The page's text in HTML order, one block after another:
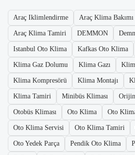
Araç Iklimlendirme Araç Klima Bakımı
Araç Klima Tamiri DEMMON
Istanbul Oto Klima Kafkas Oto Klima
Klima Gaz Dolumu Klima Gazı
Klima Kompresörü Klima Montajı
Klima Tamiri Minibüs Kliması
Otobüs Kliması Oto Klima Oto
Oto Klima Servisi Oto Klima Tamiri
Oto Yedek Parça Pendik Oto Klima